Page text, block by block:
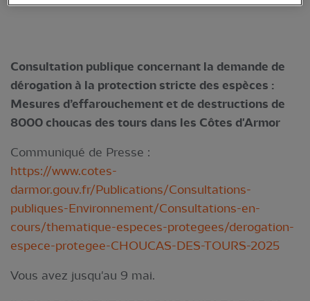
Consultation publique concernant la demande de
dérogation à la protection stricte des espèces :
Mesures d’effarouchement et de destructions de
8000 choucas des tours dans les Côtes d'Armor
Communiqué de Presse :
https://www.cotes-
darmor.gouv.fr/Publications/Consultations-
publiques-Environnement/Consultations-en-
cours/thematique-especes-protegees/derogation-
espece-protegee-CHOUCAS-DES-TOURS-2025
Vous avez jusqu'au 9 mai.